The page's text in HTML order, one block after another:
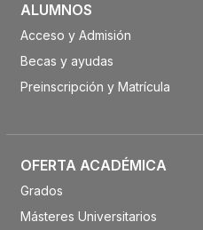
ALUMNOS
Acceso y Admisión
Becas y ayudas
Preinscripción y Matrícula
OFERTA ACADÉMICA
Grados
Másteres Universitarios